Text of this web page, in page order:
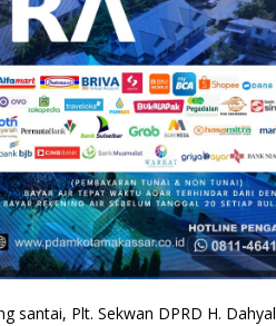
santai, Plt. Sekwan DPRD H. Dahyal